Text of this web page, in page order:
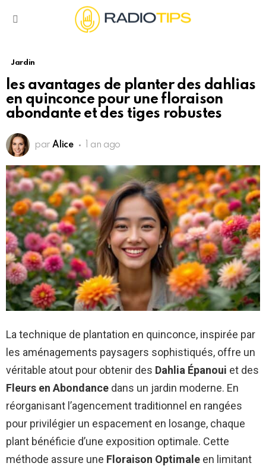
Jardin
les avantages de planter des dahlias
en quinconce pour une floraison
abondante et des tiges robustes
par Alice 1 an ago
La technique de plantation en quinconce, inspirée par
les aménagements paysagers sophistiqués, offre un
véritable atout pour obtenir des Dahlia Épanoui et des
Fleurs en Abondance dans un jardin moderne. En
réorganisant l’agencement traditionnel en rangées
pour privilégier un espacement en losange, chaque
plant bénéficie d’une exposition optimale. Cette
méthode assure une Floraison Optimale en limitant